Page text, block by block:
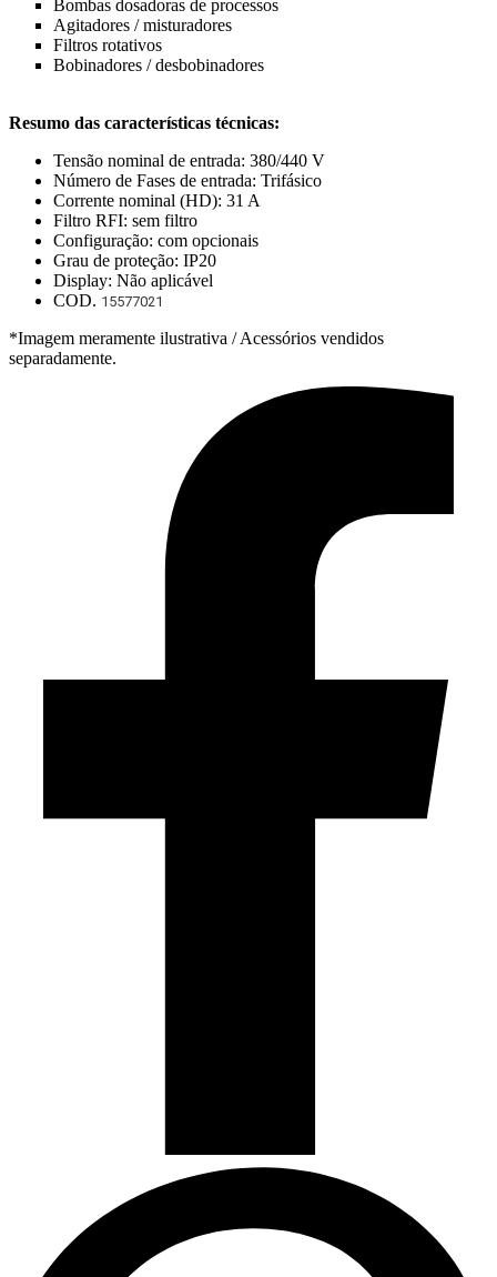
Bombas dosadoras de processos
Agitadores / misturadores
Filtros rotativos
Bobinadores / desbobinadores
Resumo das características técnicas:
Tensão nominal de entrada: 380/440 V
Número de Fases de entrada: Trifásico
Corrente nominal (HD): 31 A
Filtro RFI: sem filtro
Configuração: com opcionais
Grau de proteção: IP20
Display: Não aplicável
COD. 15577021
*Imagem meramente ilustrativa / Acessórios vendidos
separadamente.